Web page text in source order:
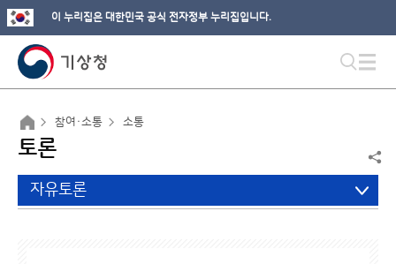
이 누리집은 대한민국 공식 전자정부 누리집입니다.
참여·소통 소통
토론
자유토론